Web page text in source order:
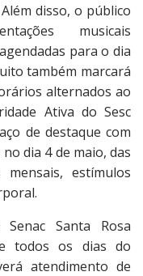
disso, o público
musicais
para o dia
também marcará
alternados ao
Ativa do Sesc
de destaque com
dia 4 de maio, das
estímulos
Santa Rosa
todos os dias do
atendimento de